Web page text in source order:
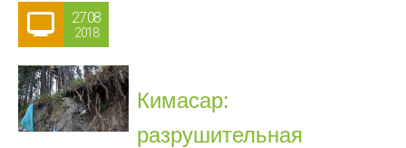
27.08
2018
Кимасар:
разрушительная